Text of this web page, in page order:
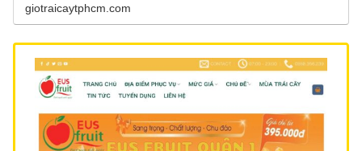
giotraicaytphcm.com